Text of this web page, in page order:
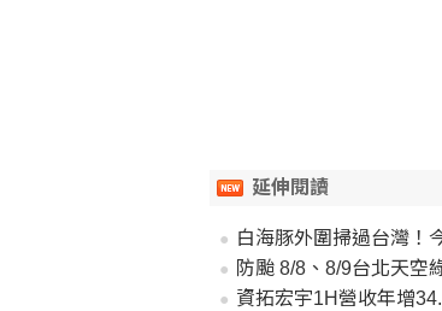
延伸閱讀
白海豚外圍掃過台灣
防颱 8/8、8/9台北天空
資拓宏宇1H營收年增